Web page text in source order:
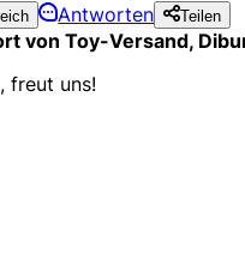
Antworten Teilen
von Toy-Versand,
freut uns!